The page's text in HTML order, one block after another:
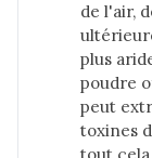
de l'air,
plus
poudre
peut
toxines